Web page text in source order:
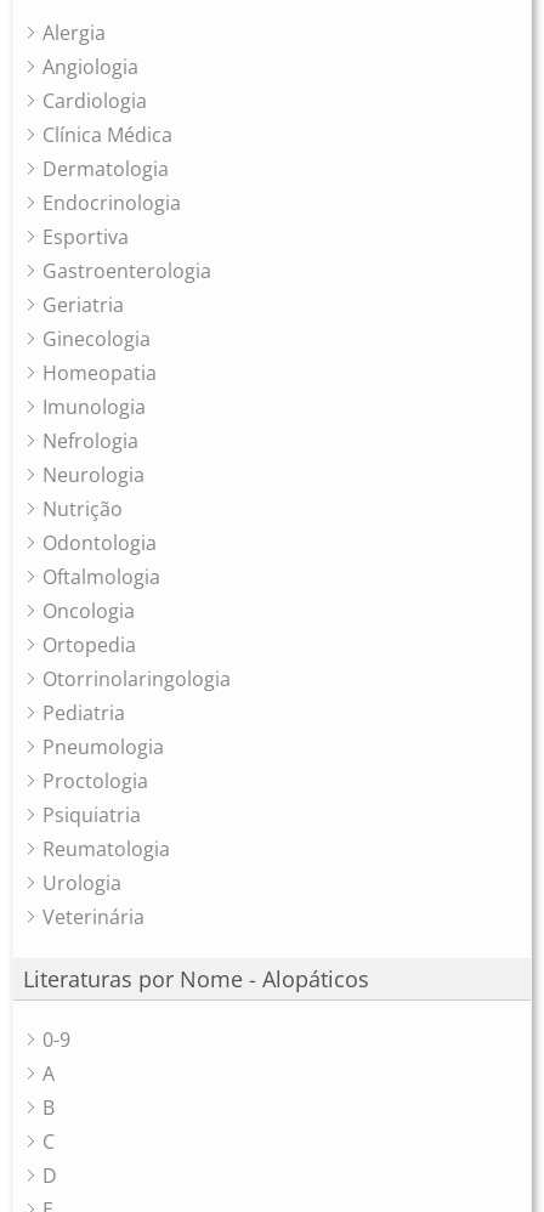
Alergia
Angiologia
Cardiologia
Clínica Médica
Dermatologia
Endocrinologia
Esportiva
Gastroenterologia
Geriatria
Ginecologia
Homeopatia
Imunologia
Nefrologia
Neurologia
Nutrição
Odontologia
Oftalmologia
Oncologia
Ortopedia
Otorrinolaringologia
Pediatria
Pneumologia
Proctologia
Psiquiatria
Reumatologia
Urologia
Veterinária
Literaturas por Nome - Alopáticos
0-9
A
B
C
D